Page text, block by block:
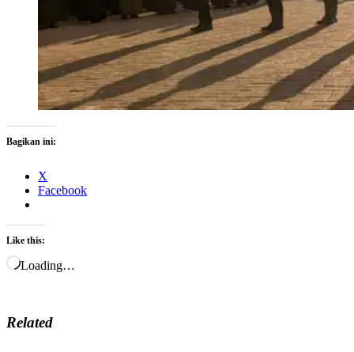
Bagikan ini:
X
Facebook
Like this:
Loading…
Related